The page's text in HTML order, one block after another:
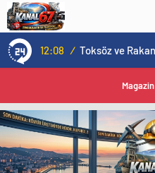
16:00 /
Magazin